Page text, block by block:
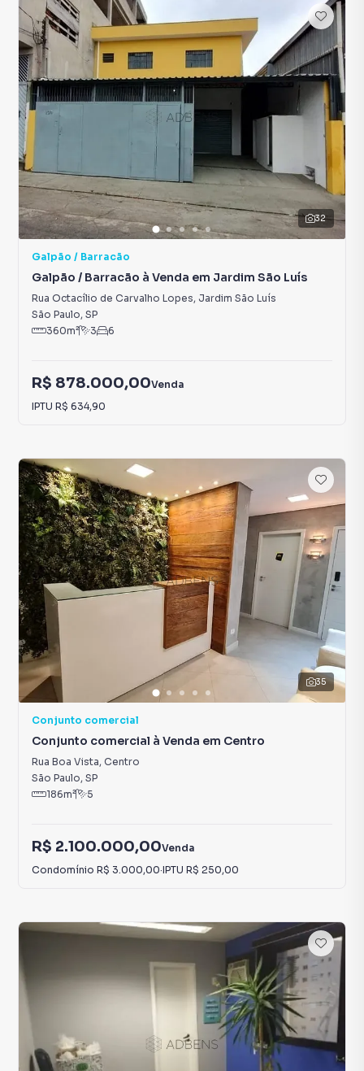
32
Galpão / Barracão
Galpão / Barracão à Venda em Jardim São Luís
Rua Octacílio de Carvalho Lopes, Jardim São Luís
São Paulo, SP
360m² 3 6
R$ 878.000,00Venda
IPTU R$ 634,90
35
Conjunto comercial
Conjunto comercial à Venda em Centro
Rua Boa Vista, Centro
São Paulo, SP
186m² 5
R$ 2.100.000,00Venda
Condomínio R$ 3.000,00·IPTU R$ 250,00